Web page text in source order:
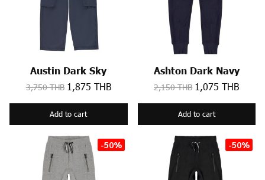
Austin Dark Sky
3,750 THB 1,875 THB
Add to cart
Ashton Dark Navy
2,150 THB 1,075 THB
Add to cart
-50% -50%